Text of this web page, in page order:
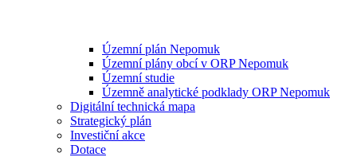
Územní plán Nepomuk
Územní plány obcí v ORP Nepomuk
Územní studie
Územně analytické podklady ORP Nepomuk
Digitální technická mapa
Strategický plán
Investiční akce
Dotace